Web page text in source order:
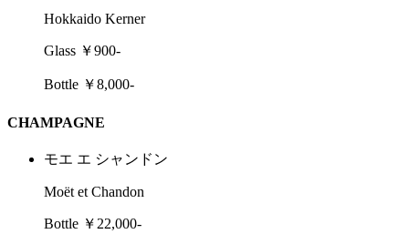
Hokkaido Kerner
Glass ￥900-
Bottle ￥8,000-
CHAMPAGNE
モエ エ シャンドン
Moët et Chandon
Bottle ￥22,000-